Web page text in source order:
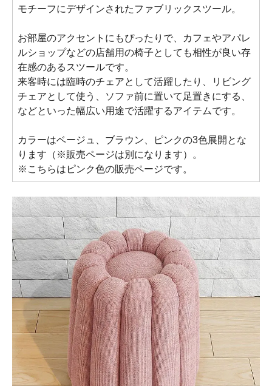
モチーフにデザインされたファブリックスツール。
お部屋のアクセントにもぴったりで、カフェやアパレ
ルショップなどの店舗用の椅子としても相性が良い存
在感のあるスツールです。
来客時には臨時のチェアとして活躍したり、リビング
チェアとして使う、ソファ前に置いて足置きにする、
などといった幅広い用途で活躍するアイテムです。
カラーはベージュ、ブラウン、ピンクの3色展開とな
ります（※販売ページは別になります）。
※こちらはピンク色の販売ページです。